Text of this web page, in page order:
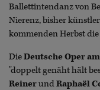
Ballettintendanz von
Nierenz, bisher
kommenden Herbst
DieDeutsche Oper
"doppelt genäht hält
ReinerundRaphaël